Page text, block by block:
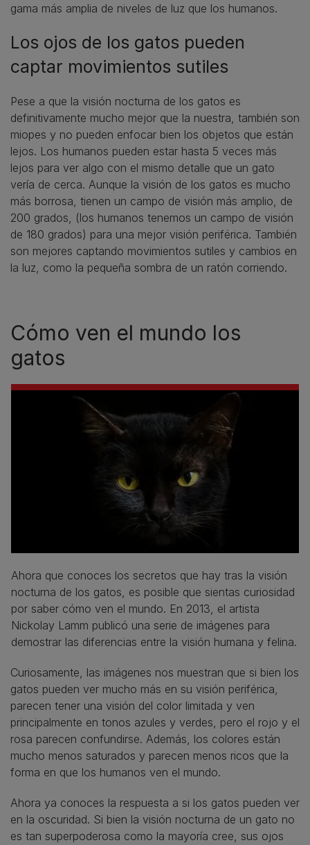
gama más amplia de niveles de luz que los humanos.
Los ojos de los gatos pueden
captar movimientos sutiles
Pese a que la visión nocturna de los gatos es
definitivamente mucho mejor que la nuestra, también son
miopes y no pueden enfocar bien los objetos que están
lejos. Los humanos pueden estar hasta 5 veces más
lejos para ver algo con el mismo detalle que un gato
vería de cerca. Aunque la visión de los gatos es mucho
más borrosa, tienen un campo de visión más amplio, de
200 grados, (los humanos tenemos un campo de visión
de 180 grados) para una mejor visión periférica. También
son mejores captando movimientos sutiles y cambios en
la luz, como la pequeña sombra de un ratón corriendo.
Cómo ven el mundo los
gatos
Ahora que conoces los secretos que hay tras la visión
nocturna de los gatos, es posible que sientas curiosidad
por saber cómo ven el mundo. En 2013, el artista
Nickolay Lamm publicó una serie de imágenes para
demostrar las diferencias entre la visión humana y felina.
Curiosamente, las imágenes nos muestran que si bien los
gatos pueden ver mucho más en su visión periférica,
parecen tener una visión del color limitada y ven
principalmente en tonos azules y verdes, pero el rojo y el
rosa parecen confundirse. Además, los colores están
mucho menos saturados y parecen menos ricos que la
forma en que los humanos ven el mundo.
Ahora ya conoces la respuesta a si los gatos pueden ver
en la oscuridad. Si bien la visión nocturna de un gato no
es tan superpoderosa como la mayoría cree, sus ojos